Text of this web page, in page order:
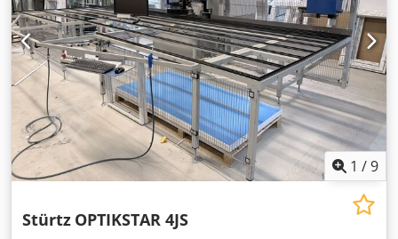
1 /9
Stürtz OPTIKSTAR 4JS